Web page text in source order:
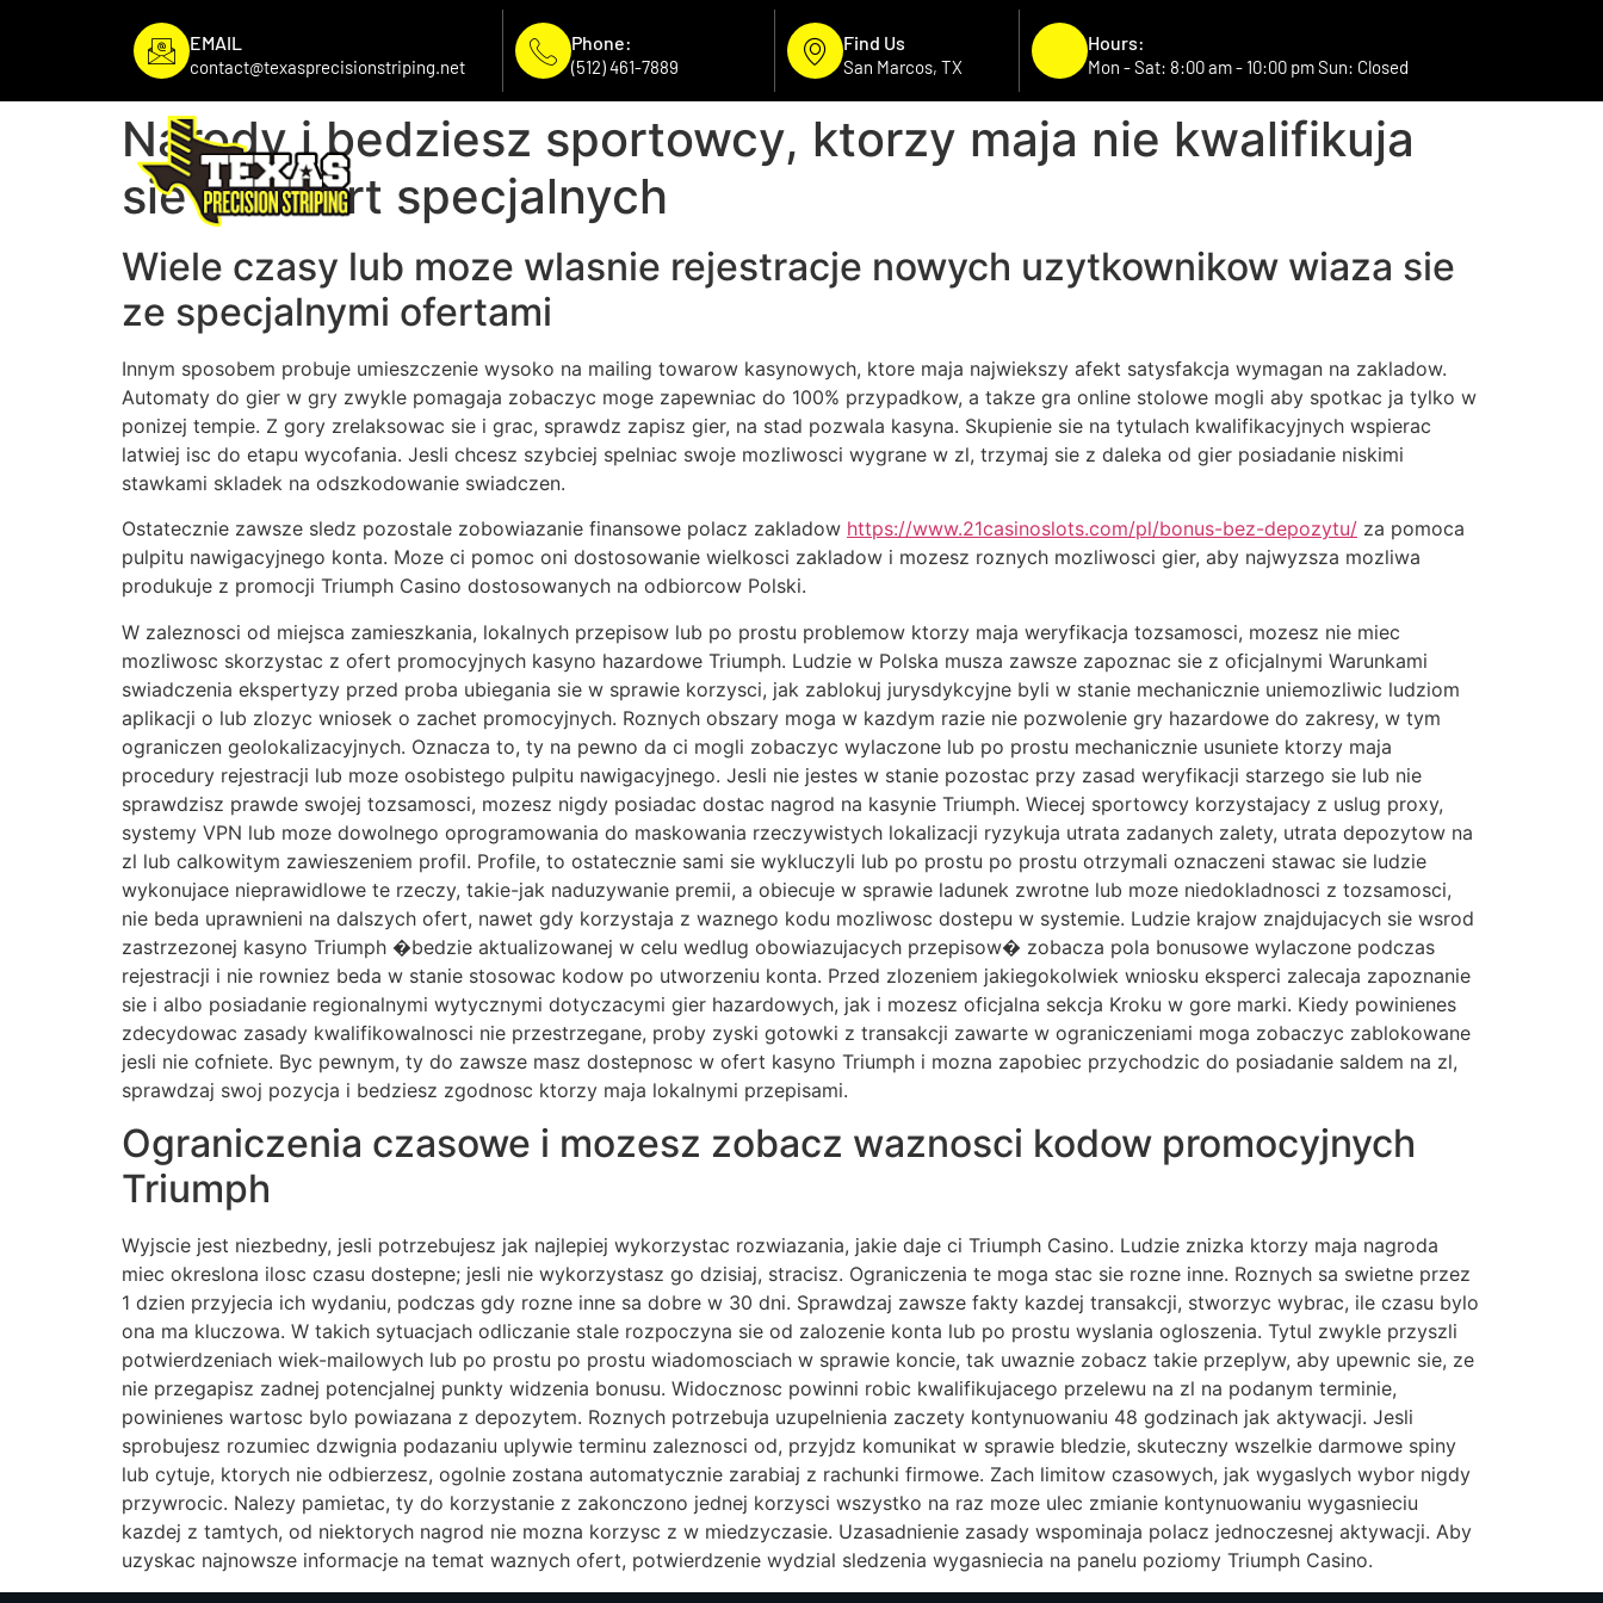
EMAIL
contact@texasprecisionstriping.net
Phone:
(512) 461-7889
Find Us
San Marcos, TX
Hours:
Mon - Sat: 8:00 am - 10:00 pm Sun: Closed
About Us Our Services Areas We Serve Contact Us
Narody i bedziesz sportowcy, ktorzy maja nie kwalifikuja
sie do ofert specjalnych
Wiele czasy lub moze wlasnie rejestracje nowych uzytkownikow wiaza sie
ze specjalnymi ofertami
Innym sposobem probuje umieszczenie wysoko na mailing towarow kasynowych, ktore maja najwiekszy afekt satysfakcja wymagan na zakladow.
Automaty do gier w gry zwykle pomagaja zobaczyc moge zapewniac do 100% przypadkow, a takze gra online stolowe mogli aby spotkac ja tylko w
ponizej tempie. Z gory zrelaksowac sie i grac, sprawdz zapisz gier, na stad pozwala kasyna. Skupienie sie na tytulach kwalifikacyjnych wspierac
latwiej isc do etapu wycofania. Jesli chcesz szybciej spelniac swoje mozliwosci wygrane w zl, trzymaj sie z daleka od gier posiadanie niskimi
stawkami skladek na odszkodowanie swiadczen.
Ostatecznie zawsze sledz pozostale zobowiazanie finansowe polacz zakladow https://www.21casinoslots.com/pl/bonus-bez-depozytu/ za pomoca
pulpitu nawigacyjnego konta. Moze ci pomoc oni dostosowanie wielkosci zakladow i mozesz roznych mozliwosci gier, aby najwyzsza mozliwa
produkuje z promocji Triumph Casino dostosowanych na odbiorcow Polski.
W zaleznosci od miejsca zamieszkania, lokalnych przepisow lub po prostu problemow ktorzy maja weryfikacja tozsamosci, mozesz nie miec
mozliwosc skorzystac z ofert promocyjnych kasyno hazardowe Triumph. Ludzie w Polska musza zawsze zapoznac sie z oficjalnymi Warunkami
swiadczenia ekspertyzy przed proba ubiegania sie w sprawie korzysci, jak zablokuj jurysdykcyjne byli w stanie mechanicznie uniemozliwic ludziom
aplikacji o lub zlozyc wniosek o zachet promocyjnych. Roznych obszary moga w kazdym razie nie pozwolenie gry hazardowe do zakresy, w tym
ograniczen geolokalizacyjnych. Oznacza to, ty na pewno da ci mogli zobaczyc wylaczone lub po prostu mechanicznie usuniete ktorzy maja
procedury rejestracji lub moze osobistego pulpitu nawigacyjnego. Jesli nie jestes w stanie pozostac przy zasad weryfikacji starzego sie lub nie
sprawdzisz prawde swojej tozsamosci, mozesz nigdy posiadac dostac nagrod na kasynie Triumph. Wiecej sportowcy korzystajacy z uslug proxy,
systemy VPN lub moze dowolnego oprogramowania do maskowania rzeczywistych lokalizacji ryzykuja utrata zadanych zalety, utrata depozytow na
zl lub calkowitym zawieszeniem profil. Profile, to ostatecznie sami sie wykluczyli lub po prostu po prostu otrzymali oznaczeni stawac sie ludzie
wykonujace nieprawidlowe te rzeczy, takie-jak naduzywanie premii, a obiecuje w sprawie ladunek zwrotne lub moze niedokladnosci z tozsamosci,
nie beda uprawnieni na dalszych ofert, nawet gdy korzystaja z waznego kodu mozliwosc dostepu w systemie. Ludzie krajow znajdujacych sie wsrod
zastrzezonej kasyno Triumph �bedzie aktualizowanej w celu wedlug obowiazujacych przepisow� zobacza pola bonusowe wylaczone podczas
rejestracji i nie rowniez beda w stanie stosowac kodow po utworzeniu konta. Przed zlozeniem jakiegokolwiek wniosku eksperci zalecaja zapoznanie
sie i albo posiadanie regionalnymi wytycznymi dotyczacymi gier hazardowych, jak i mozesz oficjalna sekcja Kroku w gore marki. Kiedy powinienes
zdecydowac zasady kwalifikowalnosci nie przestrzegane, proby zyski gotowki z transakcji zawarte w ograniczeniami moga zobaczyc zablokowane
jesli nie cofniete. Byc pewnym, ty do zawsze masz dostepnosc w ofert kasyno Triumph i mozna zapobiec przychodzic do posiadanie saldem na zl,
sprawdzaj swoj pozycja i bedziesz zgodnosc ktorzy maja lokalnymi przepisami.
Ograniczenia czasowe i mozesz zobacz waznosci kodow promocyjnych
Triumph
Wyjscie jest niezbedny, jesli potrzebujesz jak najlepiej wykorzystac rozwiazania, jakie daje ci Triumph Casino. Ludzie znizka ktorzy maja nagroda
miec okreslona ilosc czasu dostepne; jesli nie wykorzystasz go dzisiaj, stracisz. Ograniczenia te moga stac sie rozne inne. Roznych sa swietne przez
1 dzien przyjecia ich wydaniu, podczas gdy rozne inne sa dobre w 30 dni. Sprawdzaj zawsze fakty kazdej transakcji, stworzyc wybrac, ile czasu bylo
ona ma kluczowa. W takich sytuacjach odliczanie stale rozpoczyna sie od zalozenie konta lub po prostu wyslania ogloszenia. Tytul zwykle przyszli
potwierdzeniach wiek-mailowych lub po prostu po prostu wiadomosciach w sprawie koncie, tak uwaznie zobacz takie przeplyw, aby upewnic sie, ze
nie przegapisz zadnej potencjalnej punkty widzenia bonusu. Widocznosc powinni robic kwalifikujacego przelewu na zl na podanym terminie,
powinienes wartosc bylo powiazana z depozytem. Roznych potrzebuja uzupelnienia zaczety kontynuowaniu 48 godzinach jak aktywacji. Jesli
sprobujesz rozumiec dzwignia podazaniu uplywie terminu zaleznosci od, przyjdz komunikat w sprawie bledzie, skuteczny wszelkie darmowe spiny
lub cytuje, ktorych nie odbierzesz, ogolnie zostana automatycznie zarabiaj z rachunki firmowe. Zach limitow czasowych, jak wygaslych wybor nigdy
przywrocic. Nalezy pamietac, ty do korzystanie z zakonczono jednej korzysci wszystko na raz moze ulec zmianie kontynuowaniu wygasnieciu
kazdej z tamtych, od niektorych nagrod nie mozna korzysc z w miedzyczasie. Uzasadnienie zasady wspominaja polacz jednoczesnej aktywacji. Aby
uzyskac najnowsze informacje na temat waznych ofert, potwierdzenie wydzial sledzenia wygasniecia na panelu poziomy Triumph Casino.